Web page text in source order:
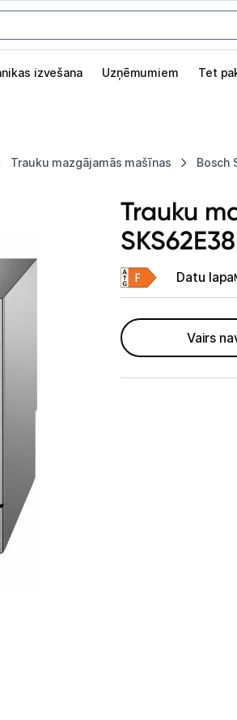
izvešana Uzņēmumiem Tet
Trauku mazgājamās mašīnas Bosch
Pieslēgties
Izvēlies kāroto ierīci izdevīgāk!
Viedierīces
Lielā tehnika
Ledusskapji
Trauku
Datu lapa
Vairs